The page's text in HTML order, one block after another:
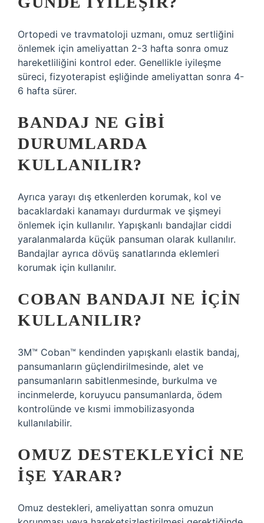
Ortopedi ve travmatoloji uzmanı, omuz sertliğini
önlemek için ameliyattan 2-3 hafta sonra omuz
hareketliliğini kontrol eder. Genellikle iyileşme
süreci, fizyoterapist eşliğinde ameliyattan sonra 4-
6 hafta sürer.
BANDAJ NE GIBI
DURUMLARDA
KULLANILIR?
Ayrıca yarayı dış etkenlerden korumak, kol ve
bacaklardaki kanamayı durdurmak ve şişmeyi
önlemek için kullanılır. Yapışkanlı bandajlar ciddi
yaralanmalarda küçük pansuman olarak kullanılır.
Bandajlar ayrıca dövüş sanatlarında eklemleri
korumak için kullanılır.
COBAN BANDAJI NE IÇIN
KULLANILIR?
3M™ Coban™ kendinden yapışkanlı elastik bandaj,
pansumanların güçlendirilmesinde, alet ve
pansumanların sabitlenmesinde, burkulma ve
incinmelerde, koruyucu pansumanlarda, ödem
kontrolünde ve kısmi immobilizasyonda
kullanılabilir.
OMUZ DESTEKLEYICI NE
IŞE YARAR?
Omuz destekleri, ameliyattan sonra omuzun